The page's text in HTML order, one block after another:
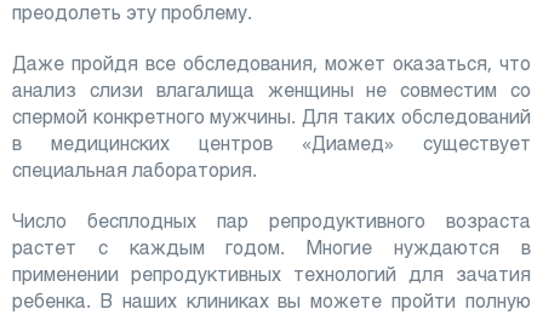
преодолеть эту проблему.
Даже пройдя все обследования, может оказаться, что
анализ слизи влагалища женщины не совместим со
спермой конкретного мужчины. Для таких обследований
в медицинских центров «Диамед» существует
специальная лаборатория.
Число бесплодных пар репродуктивного возраста
растет с каждым годом. Многие нуждаются в
применении репродуктивных технологий для зачатия
ребенка. В наших клиниках вы можете пройти полную